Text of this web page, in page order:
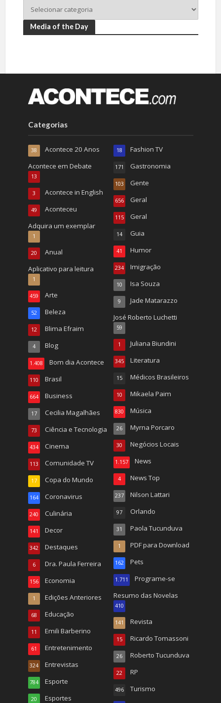
Media of the Day
Categorias
Acontece 20 Anos
38
Acontece em Debate
13
Acontece in English
3
Aconteceu
49
Adquira um exemplar
1
Anual
20
Aplicativo para leitura
1
Arte
459
Beleza
52
Blima Efraim
12
Blog
4
Bom dia Acontece
1.408
Brasil
110
Business
664
Cecilia Magalhães
17
Ciência e Tecnologia
73
Cinema
434
Comunidade TV
113
Copa do Mundo
17
Coronavirus
164
Culinária
240
Decor
141
Destaques
342
Dra. Paula Ferreira
6
Economia
156
Edições Anteriores
1
Educação
68
Emili Barberino
11
Entretenimento
61
Entrevistas
324
Esporte
784
Esportes
20
Fashion TV
18
Gastronomia
171
Gente
103
Geral
656
Geral
115
Guia
14
Humor
41
Imigração
234
Isa Souza
10
Jade Matarazzo
9
José Roberto Luchetti
59
Juliana Biundini
1
Literatura
345
Médicos Brasileiros
15
Mikaela Paim
10
Música
830
Myrna Porcaro
26
Negócios Locais
30
News
1.157
News Top
4
Nilson Lattari
237
Orlando
97
Paola Tucunduva
31
PDF para Download
1
Pets
162
Programe-se
1.711
Resumo das Novelas
410
Revista
141
Ricardo Tomassoni
15
Roberto Tucunduva
26
RP
22
Turismo
496